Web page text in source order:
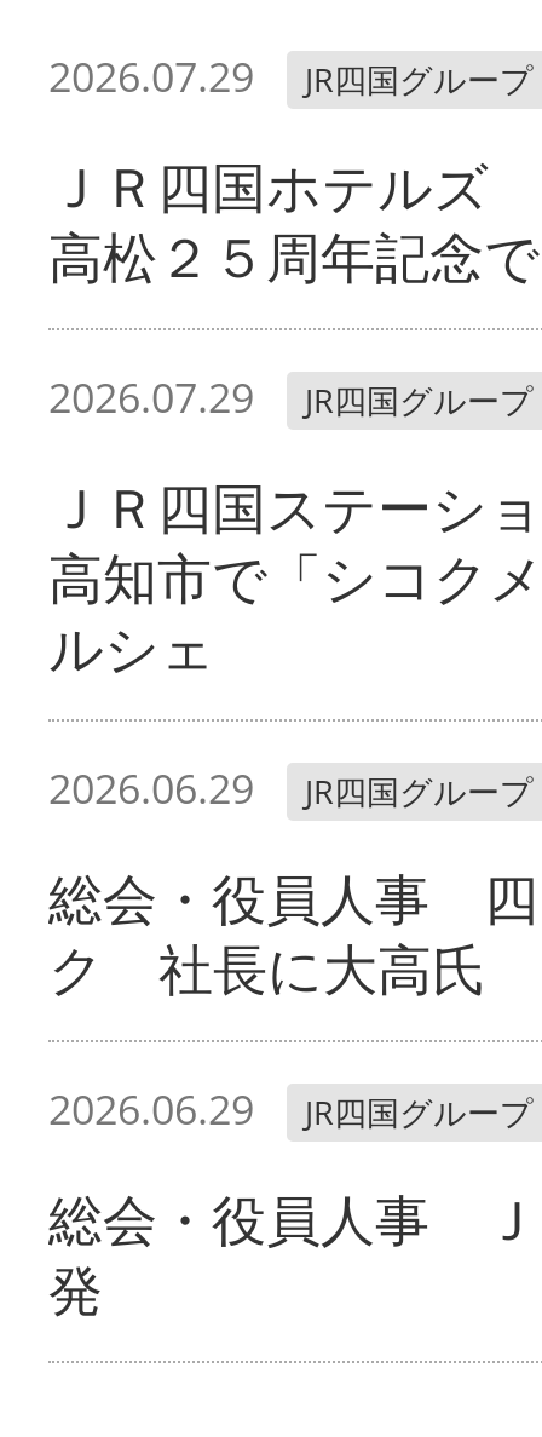
2026.07.29 JR四国グループ
ＪＲ四国ホテル
高松２５周年記念
2026.07.29 JR四国グループ
ＪＲ四国ステー
高知市で「シコク
ルシェ
2026.06.29 JR四国グループ
総会・役員人事
ク 社長に大高氏
2026.06.29 JR四国グループ
総会・役員人事
発